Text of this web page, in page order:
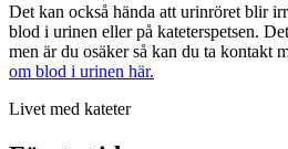
Det kan också hända att urinröret blir
blod i urinen eller på kateterspetsen.
men är du osäker så kan du ta kontakt
om blod i urinen här.
Livet med kateter